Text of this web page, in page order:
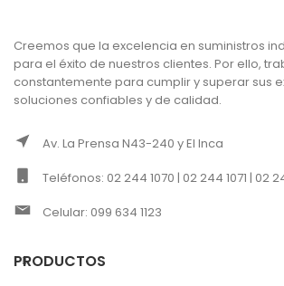
Creemos que la excelencia en suministros
para el éxito de nuestros clientes. Por ello,
constantemente para cumplir y superar sus
soluciones confiables y de calidad.
Av. La Prensa N43-240 y El Inca
Teléfonos: 02 244 1070 | 02 244 1071 | 02
Celular: 099 634 1123
PRODUCTOS